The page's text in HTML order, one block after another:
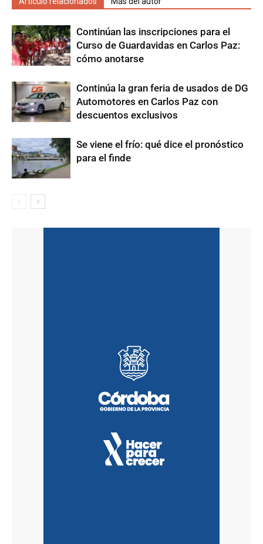
Continúan las inscripciones para el
Curso de Guardavidas en Carlos Paz:
cómo anotarse
Continúa la gran feria de usados de DG
Automotores en Carlos Paz con
descuentos exclusivos
Se viene el frío: qué dice el pronóstico
para el finde